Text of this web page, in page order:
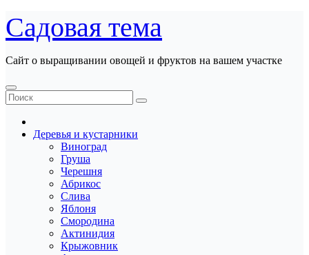
Перейти
к
содержанию
Садовая тема
Сайт о выращивании овощей и фруктов на вашем участке
Деревья и кустарники
Виноград
Груша
Черешня
Абрикос
Слива
Яблоня
Смородина
Актинидия
Крыжовник